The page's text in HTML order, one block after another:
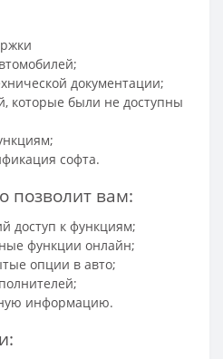
документации;
которые были не доступны
софта.
позволит вам:
доступ к функциям;
функции онлайн;
опции в авто;
информацию.